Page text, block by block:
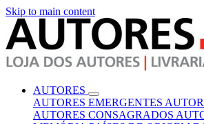
Skip to main content
AUTORES
AUTORES EMERGENTES
AUTORES CONSAGRADOS